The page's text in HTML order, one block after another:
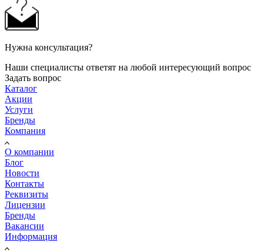
Нужна консультация?
Наши специалисты ответят на любой интересующий вопрос
Задать вопрос
Каталог
Акции
Услуги
Бренды
Компания
О компании
Блог
Новости
Контакты
Реквизиты
Лицензии
Бренды
Вакансии
Информация